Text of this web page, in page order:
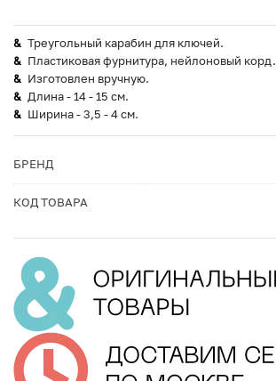
Треугольный карабин для ключей.
Пластиковая фурнитура, нейлоновый корд.
Изготовлен вручную.
Длина - 14 - 15 см.
Ширина - 3,5 - 4 см.
БРЕНД
КОД ТОВАРА